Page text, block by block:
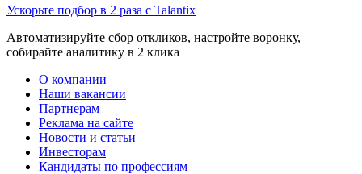
Ускорьте подбор в 2 раза с Talantix
Автоматизируйте сбор откликов, настройте воронку,
собирайте аналитику в 2 клика
О компании
Наши вакансии
Партнерам
Реклама на сайте
Новости и статьи
Инвесторам
Кандидаты по профессиям